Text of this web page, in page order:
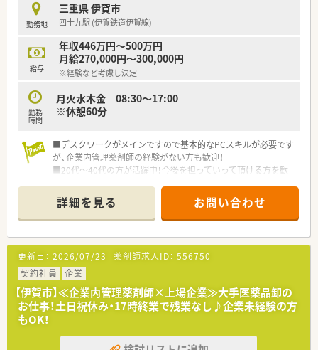
勤務地
三重県 伊賀市
四十九駅 (伊賀鉄道伊賀線)
給与
年収446万円～500万円
月給270,000円～300,000円
※経験など考慮し決定
勤務
時間
月火水木金 08:30～17:00
※休憩60分
■デスクワークがメインですので基本的なPCスキルが必要です
が、企業内管理薬剤師の経験がない方も歓迎！
■20代～40代の方が活躍中！今後を担っていって頂ける方を歓
＼こんなお仕事です／
薬剤師職として事務的・学術的な立場から支店全体をサポート頂
くポジションになります。
・薬事関連業務(保健所への届出業務、お得意先の許可状況)
・品質管理業務(医薬品の温度管理、期限管理、衛生管理)
・DI業務(医療機関や薬局からの問い合わせ対応)
・教育業務(社内従業員への研修をサポート役として指導)
＼こんな会社です／
場で必要なあらゆるものを取り扱うプライム市場上場企業で
詳細を見る お問い合わせ
更新日： 2026/07/23 薬剤師求人ID： 556750
契約社員
企業
【伊賀市】≪企業内管理薬剤師×上場企業≫大手医薬品卸の
お仕事！土日祝休み・17時終業で残業なし♪企業未経験の方
もOK！